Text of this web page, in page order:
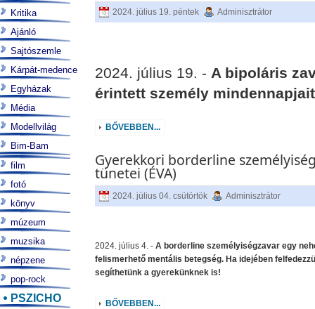
2024. július 19. péntek Adminisztrátor
2024. július 19. - A bipoláris
érintett személy
BŐVEBBEN...
Gyerekkori borderline
tünetei (ÉVA)
2024. július 04. csütörtök Adminisztrátor
2024. július 4. - A borderline személyiségzavar egy
felismerhető mentális betegség. Ha idejében
segíthetünk a gyerekünknek is!
BŐVEBBEN...
Kritika
Ajánló
Sajtószemle
Kárpát-medence
Egyházak
Média
Modellvilág
Bim-Bam
film
fotó
könyv
múzeum
muzsika
népzene
pop-rock
PSZICHO